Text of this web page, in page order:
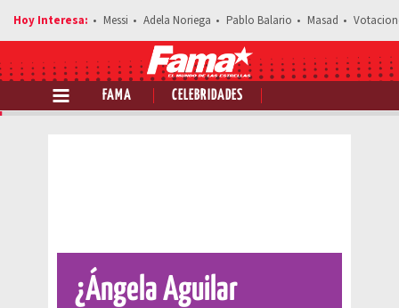
Messi Adela Noriega Pablo Balario Masad
FAMA CELEBRIDADES
Comparte esta noticia
¿Ángela Aguilar